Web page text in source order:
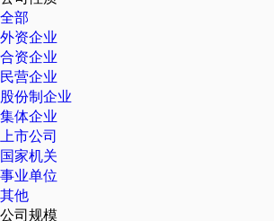
全部
外资企业
合资企业
民营企业
股份制企业
集体企业
上市公司
国家机关
事业单位
其他
公司规模